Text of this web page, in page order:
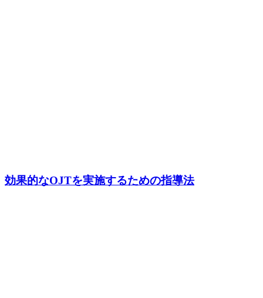
効果的なOJTを実施するための指導法